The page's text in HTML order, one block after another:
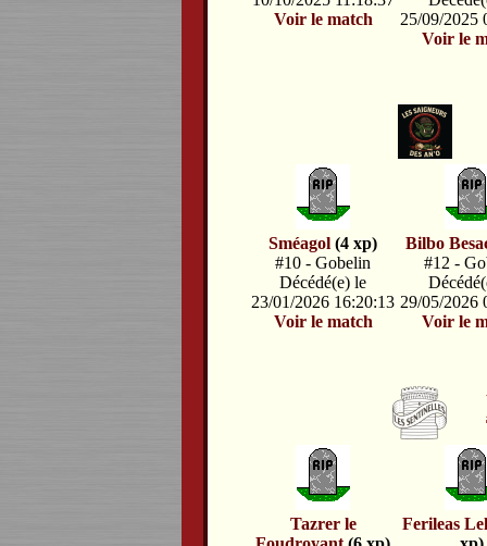
Voir le match
25/09/2025
Voir le
Sméagol (4 xp)
#10 - Gobelin
Décédé(e) le
23/01/2026 16:20:13
Voir le match
Bilbo
#12 -
29/05/2026
Voir le
Tazrer le
Ferileas